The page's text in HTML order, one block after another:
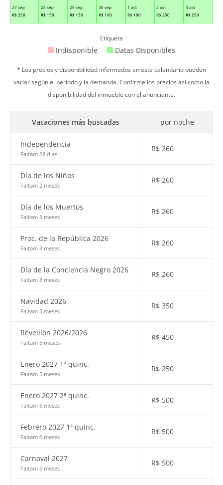
27 sep
R$ 250
28 sep
R$ 150
29 sep
R$ 150
30 sep
R$ 190
1 oct
R$ 190
2 oct
R$ 250
3 oct
R$ 250
Etiqueta
Indisponible Datas Disponibles
* Los precios y disponibilidad informados en este calendario pueden
variar según el período y la demanda. Confirme los precios así como la
disponibilidad del inmueble con el anunciante.
Vacaciones más buscadas por noche
Independencia
Faltam 28 dias
R$ 260
Día de los Niños
Faltam 2 meses
R$ 260
Día de los Muertos
Faltam 3 meses
R$ 260
Proc. de la República 2026
Faltam 3 meses
R$ 260
Día de la Conciencia Negro 2026
Faltam 3 meses
R$ 260
Navidad 2026
Faltam 5 meses
R$ 350
Réveillon 2026/2026
Faltam 5 meses
R$ 450
Enero 2027 1ª quinc.
Faltam 5 meses
R$ 250
Enero 2027 2ª quinc.
Faltam 6 meses
R$ 500
Febrero 2027 1ª quinc.
Faltam 6 meses
R$ 500
Carnaval 2027
Faltam 6 meses
R$ 500